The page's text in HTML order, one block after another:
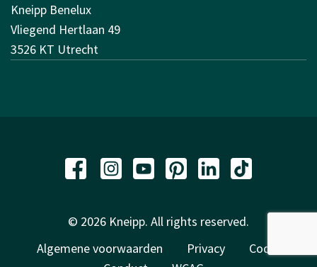
Kneipp Benelux
Vliegend Hertlaan 49
3526 KT Utrecht
© 2026 Kneipp. All rights reserved.
Algemene voorwaarden
Privacy
Code of